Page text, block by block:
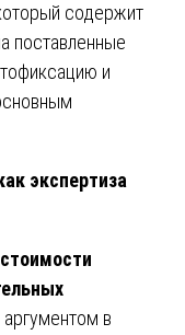
содержит
поставленные
и
экспертиза
в